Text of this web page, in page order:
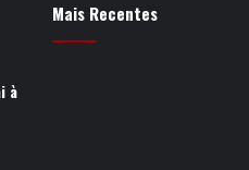
à
Mais Recentes